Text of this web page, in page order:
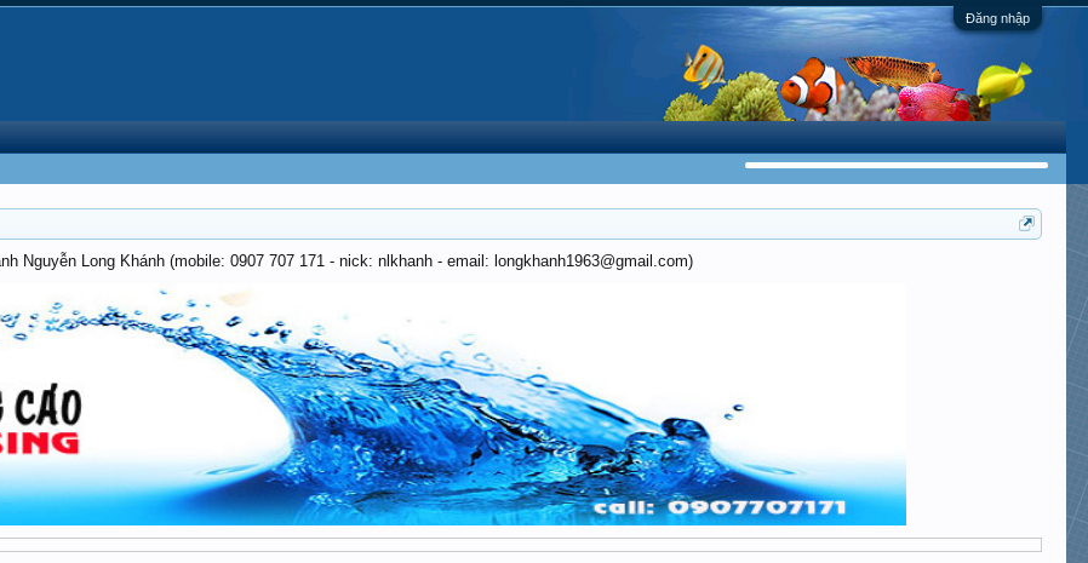
Đăng nhập
Nguyễn Long Khánh (mobile: 0907 707 171 - nick: nlkhanh - email: longkhanh1963@gmail.com)